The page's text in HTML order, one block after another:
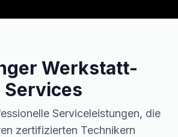
Werkstatt-
Services
Serviceleistungen, die
zertifizierten Technikern